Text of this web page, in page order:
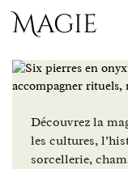
Magie
Découvrez la
les cultures,
sorcellerie,